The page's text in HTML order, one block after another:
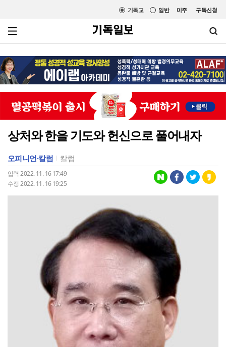
미주 구독신청
일반
기독교
상처와 한을 기도와 헌신으로 풀어내자
오피니언·칼럼 칼럼
입력 2022. 11. 16 17:49
수정 2022. 11. 16 19:25